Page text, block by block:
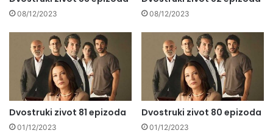
08/12/2023 08/12/2023
Dvostruki zivot 81 epizoda
01/12/2023
Dvostruki zivot 80 epizoda
01/12/2023